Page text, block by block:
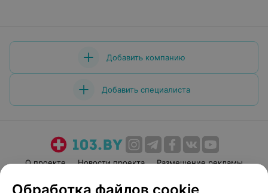
Добавить компанию
Добавить специалиста
О проекте Новости проекта
Размещение рекламы